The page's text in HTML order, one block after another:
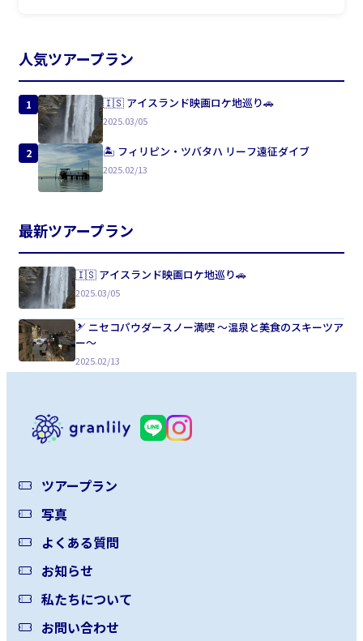
人気ツアープラン
1 🇮🇸 アイスランド映画ロケ地巡り🚗
2025.03/05
2 🏝 フィリピン・ツバタハ リーフ遠征ダイブ
2025.02/13
最新ツアープラン
🇮🇸 アイスランド映画ロケ地巡り🚗
2025.03/05
🎿 ニセコパウダースノー満喫 〜温泉と美食のスキーツア
ー〜
2025.02/13
ツアープラン
写真
よくある質問
お知らせ
私たちについて
お問い合わせ